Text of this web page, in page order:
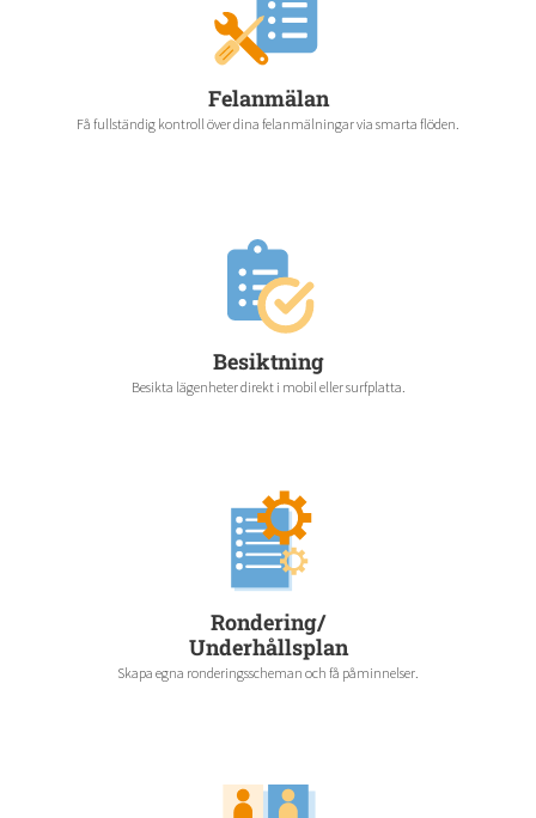
Felanmälan
Få fullständig kontroll över dina felanmälningar via smarta flöden.
Besiktning
Besikta lägenheter direkt i mobil eller surfplatta.
Rondering/
Underhållsplan
Skapa egna ronderingsscheman och få påminnelser.